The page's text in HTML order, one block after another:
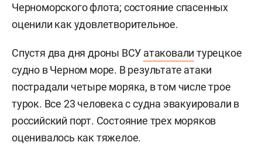
Черноморского флота; состояние спасенных
оценили как удовлетворительное.
Спустя два дня дроны ВСУ атаковали турецкое
судно в Черном море. В результате атаки
пострадали четыре моряка, в том числе трое
турок. Все 23 человека с судна эвакуировали в
российский порт. Состояние трех моряков
оценивалось как тяжелое.